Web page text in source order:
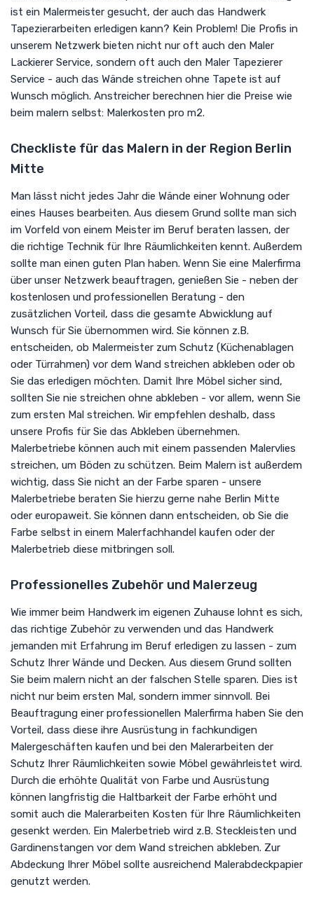
ist ein Malermeister gesucht, der auch das Handwerk
Tapezierarbeiten erledigen kann? Kein Problem! Die Profis in
unserem Netzwerk bieten nicht nur oft auch den Maler
Lackierer Service, sondern oft auch den Maler Tapezierer
Service - auch das Wände streichen ohne Tapete ist auf
Wunsch möglich. Anstreicher berechnen hier die Preise wie
beim malern selbst: Malerkosten pro m2.
Checkliste für das Malern in der Region Berlin
Mitte
Man lässt nicht jedes Jahr die Wände einer Wohnung oder
eines Hauses bearbeiten. Aus diesem Grund sollte man sich
im Vorfeld von einem Meister im Beruf beraten lassen, der
die richtige Technik für Ihre Räumlichkeiten kennt. Außerdem
sollte man einen guten Plan haben. Wenn Sie eine Malerfirma
über unser Netzwerk beauftragen, genießen Sie - neben der
kostenlosen und professionellen Beratung - den
zusätzlichen Vorteil, dass die gesamte Abwicklung auf
Wunsch für Sie übernommen wird. Sie können z.B.
entscheiden, ob Malermeister zum Schutz (Küchenablagen
oder Türrahmen) vor dem Wand streichen abkleben oder ob
Sie das erledigen möchten. Damit Ihre Möbel sicher sind,
sollten Sie nie streichen ohne abkleben - vor allem, wenn Sie
zum ersten Mal streichen. Wir empfehlen deshalb, dass
unsere Profis für Sie das Abkleben übernehmen.
Malerbetriebe können auch mit einem passenden Malervlies
streichen, um Böden zu schützen. Beim Malern ist außerdem
wichtig, dass Sie nicht an der Farbe sparen - unsere
Malerbetriebe beraten Sie hierzu gerne nahe Berlin Mitte
oder europaweit. Sie können dann entscheiden, ob Sie die
Farbe selbst in einem Malerfachhandel kaufen oder der
Malerbetrieb diese mitbringen soll.
Professionelles Zubehör und Malerzeug
Wie immer beim Handwerk im eigenen Zuhause lohnt es sich,
das richtige Zubehör zu verwenden und das Handwerk
jemanden mit Erfahrung im Beruf erledigen zu lassen - zum
Schutz Ihrer Wände und Decken. Aus diesem Grund sollten
Sie beim malern nicht an der falschen Stelle sparen. Dies ist
nicht nur beim ersten Mal, sondern immer sinnvoll. Bei
Beauftragung einer professionellen Malerfirma haben Sie den
Vorteil, dass diese ihre Ausrüstung in fachkundigen
Malergeschäften kaufen und bei den Malerarbeiten der
Schutz Ihrer Räumlichkeiten sowie Möbel gewährleistet wird.
Durch die erhöhte Qualität von Farbe und Ausrüstung
können langfristig die Haltbarkeit der Farbe erhöht und
somit auch die Malerarbeiten Kosten für Ihre Räumlichkeiten
gesenkt werden. Ein Malerbetrieb wird z.B. Steckleisten und
Gardinenstangen vor dem Wand streichen abkleben. Zur
Abdeckung Ihrer Möbel sollte ausreichend Malerabdeckpapier
genutzt werden.